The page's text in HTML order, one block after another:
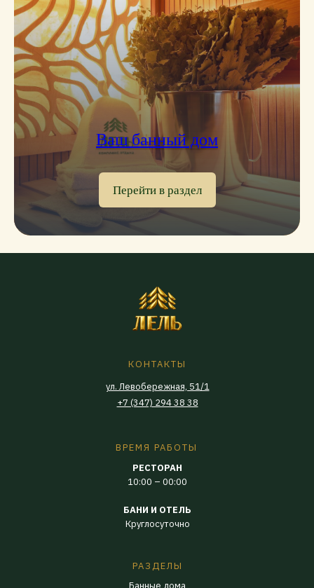
Ваш банный дом
Перейти в раздел
РАЗДЕЛЫ
ВРЕМЯ РАБОТЫ
КОНТАКТЫ
РЕСТОРАН
10:00 – 00:00
БАНИ И ОТЕЛЬ
Круглосуточно
Банные дома
ул. Левобережная, 51/1
+7 (347) 294 38 38